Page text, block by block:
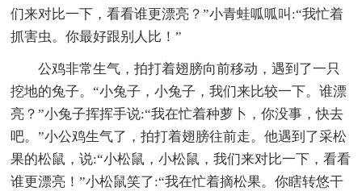
们来对比一下，看看谁更漂亮？”小青蛙呱呱叫:“我忙着
抓害虫。你最好跟别人比！”
公鸡非常生气，拍打着翅膀向前移动，遇到了一只
挖地的兔子。“小兔子，小兔子，我们来比较一下。谁漂
亮？”小兔子挥挥手说:“我在忙着种萝卜，你没事，快去
吧。”小公鸡生气了，拍打着翅膀往前走。他遇到了采松
果的松鼠，说:“小松鼠，小松鼠，我们来对比一下，看看
谁更漂亮！”小松鼠笑了:“我在忙着摘松果。你瞎转悠干